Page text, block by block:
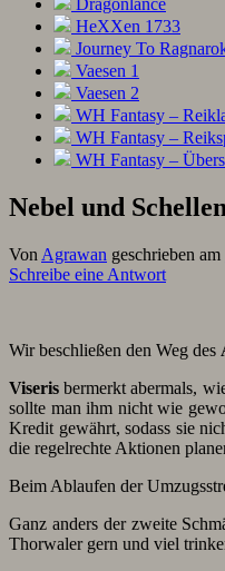
Dragonlance
HeXXen 1733
Journey To
Vaesen 1
Vaesen 2
WH Fantasy –
WH Fantasy –
WH Fantasy –
Nebel und
Von Agrawan geschrieben am
Schreibe eine Antwort
Wir beschließen den Weg des
Viseris bermerkt abermals,
sollte man ihm nicht wie
Kredit gewährt, sodass sie
die regelrechte Aktionen
Beim Ablaufen der
Ganz anders der zweite
Thorwaler gern und viel